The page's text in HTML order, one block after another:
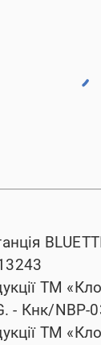
ТМ
- Кнк/NBP-
ТМ